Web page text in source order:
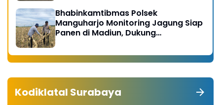
Bhabinkamtibmas Polsek
Manguharjo Monitoring Jagung Siap
Panen di Madiun, Dukung
Kodiklatal Surabaya